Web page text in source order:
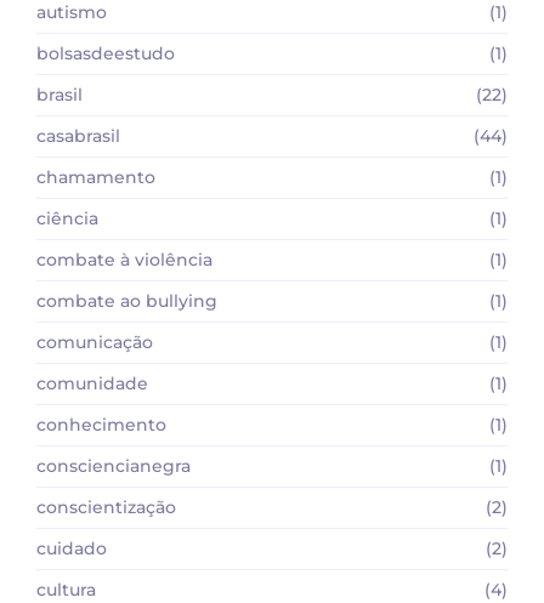
autismo
(1)
bolsasdeestudo
(1)
brasil
(22)
casabrasil
(44)
chamamento
(1)
ciência
(1)
combate à violência
(1)
combate ao bullying
(1)
comunicação
(1)
comunidade
(1)
conhecimento
(1)
consciencianegra
(1)
conscientização
(2)
cuidado
(2)
cultura
(4)